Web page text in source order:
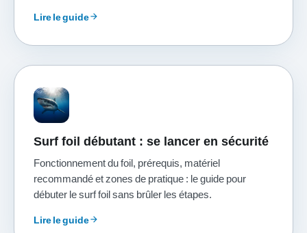
Lire le guidearrow_forward
Surf foil débutant : se lancer en sécurité
Fonctionnement du foil, prérequis, matériel
recommandé et zones de pratique : le guide pour
débuter le surf foil sans brûler les étapes.
Lire le guidearrow_forward